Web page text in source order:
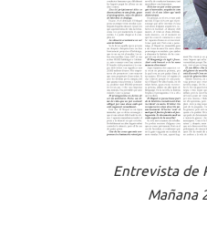
Entrevista de
Mañana